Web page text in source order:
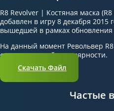
R8 Revolver | Костяная маска
добавлен в игру 8 декабря 2015
вышедшей в рамках обновления
На данный момент Револьвер
скинам средней популярности.
Скачать Файл
Частые